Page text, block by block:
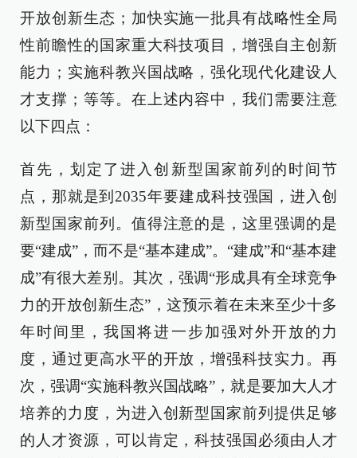
开放创新生态；加快实施一批具有战略性全局
性前瞻性的国家重大科技项目，增强自主创新
能力；实施科教兴国战略，强化现代化建设人
才支撑；等等。在上述内容中，我们需要注意
以下四点：
首先，划定了进入创新型国家前列的时间节
点，那就是到2035年要建成科技强国，进入创
新型国家前列。值得注意的是，这里强调的是
要“建成”，而不是“基本建成”。“建成”和“基本建
成”有很大差别。其次，强调“形成具有全球竞争
力的开放创新生态”，这预示着在未来至少十多
年时间里，我国将进一步加强对外开放的力
度，通过更高水平的开放，增强科技实力。再
次，强调“实施科教兴国战略”，就是要加大人才
培养的力度，为进入创新型国家前列提供足够
的人才资源，可以肯定，科技强国必须由人才